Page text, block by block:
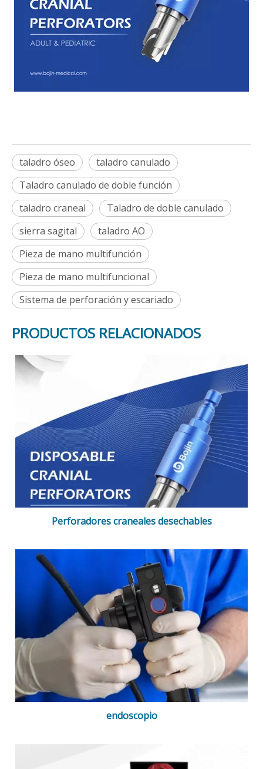
taladro óseo
taladro canulado
Taladro canulado de doble función
taladro craneal
Taladro de doble canulado
sierra sagital
taladro AO
Pieza de mano multifunción
Pieza de mano multifuncional
Sistema de perforación y escariado
PRODUCTOS RELACIONADOS
Perforadores craneales desechables
endoscopio